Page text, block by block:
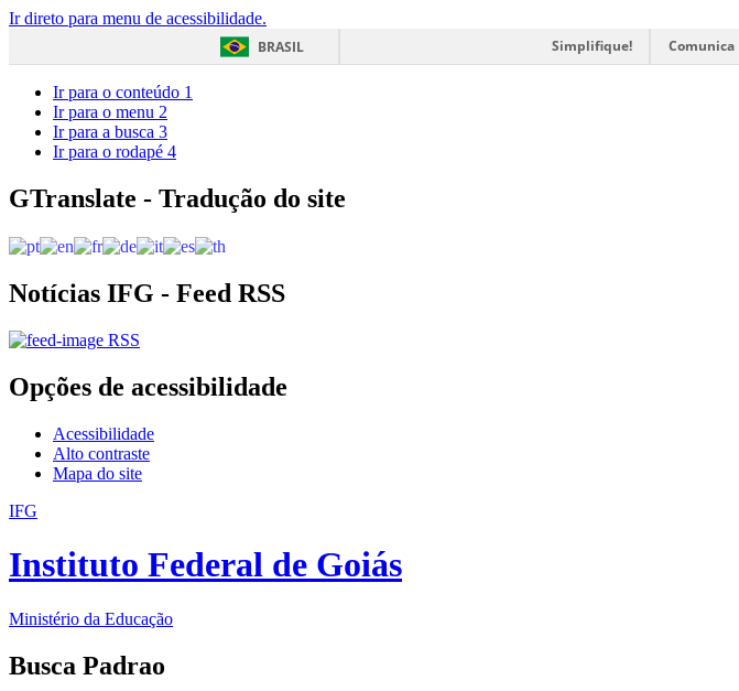
Ir direto para menu de acessibilidade.
BRASIL
Simplifique! Comunica
Ir para o conteúdo 1
Ir para o menu 2
Ir para a busca 3
Ir para o rodapé 4
GTranslate - Tradução do site
Notícias IFG - Feed RSS
RSS
Opções de acessibilidade
Acessibilidade
Alto contraste
Mapa do site
IFG
Instituto Federal de Goiás
Ministério da Educação
Busca Padrao